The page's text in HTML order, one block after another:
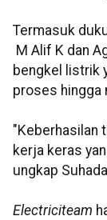
Termasuk
M Alif K dan
bengkel listrik
proses hingga
"Keberhasilan
kerja keras
ungkap
Electriciteam